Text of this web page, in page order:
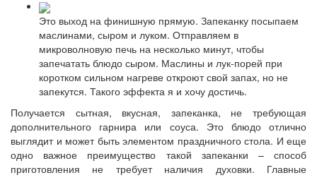
Это выход на финишную прямую. Запеканку посыпаем
маслинами, сыром и луком. Отправляем в
микроволновую печь на несколько минут, чтобы
запечатать блюдо сыром. Маслины и лук-порей при
коротком сильном нагреве откроют свой запах, но не
запекутся. Такого эффекта я и хочу достичь.
Получается сытная, вкусная, запеканка, не требующая
дополнительного гарнира или соуса. Это блюдо отлично
выглядит и может быть элементом праздничного стола. И еще
одно важное преимущество такой запеканки – способ
приготовления не требует наличия духовки. Главные